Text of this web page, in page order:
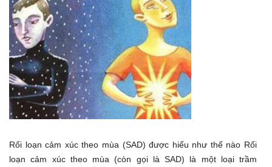
Rối loạn cảm xúc theo mùa (SAD) được hiểu như thế nào Rối
loạn cảm xúc theo mùa (còn gọi là SAD) là một loại trầm